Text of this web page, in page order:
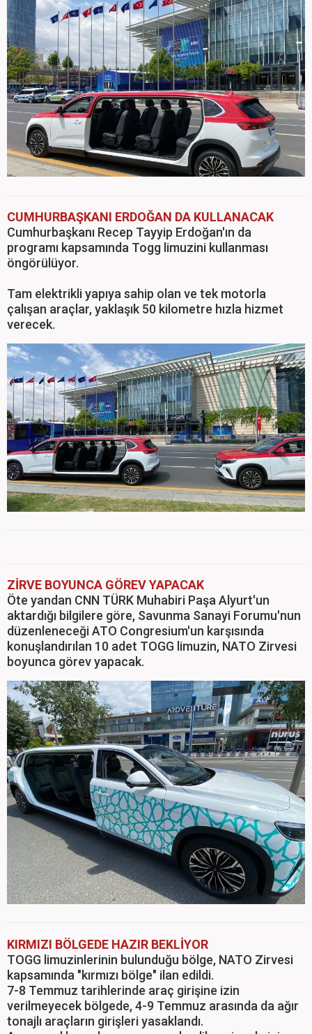
CUMHURBAŞKANI ERDOĞAN DA KULLANACAK
Cumhurbaşkanı Recep Tayyip Erdoğan'ın da
programı kapsamında Togg limuzini kullanması
öngörülüyor.
Tam elektrikli yapıya sahip olan ve tek motorla
çalışan araçlar, yaklaşık 50 kilometre hızla hizmet
verecek.
ZİRVE BOYUNCA GÖREV YAPACAK
Öte yandan CNN TÜRK Muhabiri Paşa Alyurt'un
aktardığı bilgilere göre, Savunma Sanayi Forumu'nun
düzenleneceği ATO Congresium'un karşısında
konuşlandırılan 10 adet TOGG limuzin, NATO Zirvesi
boyunca görev yapacak.
KIRMIZI BÖLGEDE HAZIR BEKLİYOR
TOGG limuzinlerinin bulunduğu bölge, NATO Zirvesi
kapsamında "kırmızı bölge" ilan edildi.
7-8 Temmuz tarihlerinde araç girişine izin
verilmeyecek bölgede, 4-9 Temmuz arasında da ağır
tonajlı araçların girişleri yasaklandı.